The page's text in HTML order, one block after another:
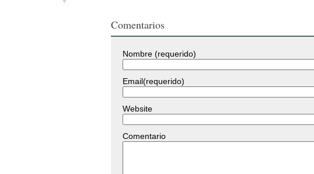
Comentarios
Nombre (requerido)
Email(requerido)
Website
Comentario